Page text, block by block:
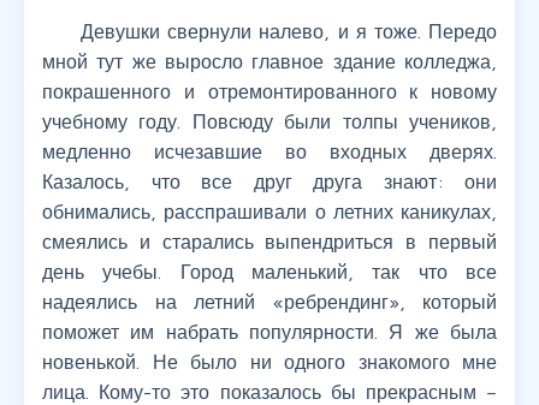
Девушки свернули налево, и я тоже. Передо
мной тут же выросло главное здание колледжа,
покрашенного и отремонтированного к новому
учебному году. Повсюду были толпы учеников,
медленно исчезавшие во входных дверях.
Казалось, что все друг друга знают: они
обнимались, расспрашивали о летних каникулах,
смеялись и старались выпендриться в первый
день учебы. Город маленький, так что все
надеялись на летний «ребрендинг», который
поможет им набрать популярности. Я же была
новенькой. Не было ни одного знакомого мне
лица. Кому-то это показалось бы прекрасным –